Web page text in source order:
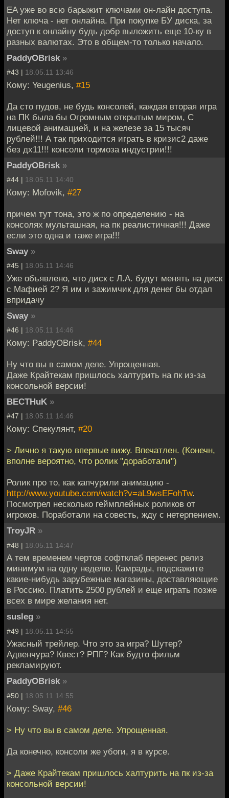
EA уже во всю барыжит ключами он-лайн доступа.
Нет ключа - нет онлайна. При покупке БУ диска, за
доступ к онлайну будь добр выложить еще 10-ку в
разных валютах. Это в общем-то только начало.
PaddyOBrisk »
#43 | 18.05.11 13:46
Кому: Yeugenius, #15
Да сто пудов, не будь консолей, каждая вторая игра
на ПК была бы Огромным открытым миром, С
лицевой анимацией, и на железе за 15 тысяч
рублей!!! А так приходится играть в кризис2 даже
без дх11!!! консоли тормоза индустрии!!!
PaddyOBrisk »
#44 | 18.05.11 14:40
Кому: Mofovik, #27
причем тут тона, это ж по определению - на
консолях мульташная, на пк реалистичная!!! Даже
если это одна и таже игра!!!
Sway »
#45 | 18.05.11 14:46
Уже объявлено, что диск с Л.А. будут менять на диск
с Мафией 2? Я им и зажимчик для денег бы отдал
впридачу
Sway »
#46 | 18.05.11 14:46
Кому: PaddyOBrisk, #44
Ну что вы в самом деле. Упрощенная.
Даже Крайтекам пришлось халтурить на пк из-за
консольной версии!
BECTHuK »
#47 | 18.05.11 14:46
Кому: Спекулянт, #20
> Лично я такую впервые вижу. Впечатлен. (Конечн,
вполне вероятно, что ролик "доработали")
Ролик про то, как капчурили анимацию -
http://www.youtube.com/watch?v=aL9wsEFohTw.
Посмотрел несколько геймплейных роликов от
игроков. Поработали на совесть, жду с нетерпением.
TroyJR »
#48 | 18.05.11 14:47
А тем временем чертов софтклаб перенес релиз
минимум на одну неделю. Камрады, подскажите
какие-нибудь зарубежные магазины, доставляющие
в Россию. Платить 2500 рублей и еще играть позже
всех в мире желания нет.
susleg »
#49 | 18.05.11 14:55
Ужасный трейлер. Что это за игра? Шутер?
Адвенчура? Квест? РПГ? Как будто фильм
рекламируют.
PaddyOBrisk »
#50 | 18.05.11 14:55
Кому: Sway, #46
> Ну что вы в самом деле. Упрощенная.
Да конечно, консоли же убоги, я в курсе.
> Даже Крайтекам пришлось халтурить на пк из-за
консольной версии!